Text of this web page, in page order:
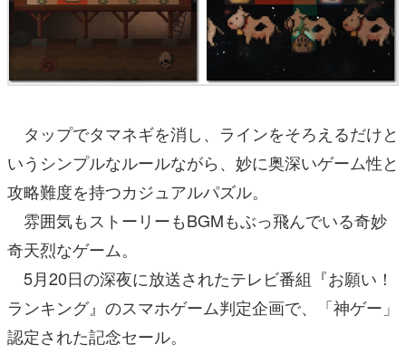
タップでタマネギを消し、ラインをそろえるだけと
いうシンプルなルールながら、妙に奥深いゲーム性と
攻略難度を持つカジュアルパズル。
雰囲気もストーリーもBGMもぶっ飛んでいる奇妙
奇天烈なゲーム。
5月20日の深夜に放送されたテレビ番組『お願い！
ランキング』のスマホゲーム判定企画で、「神ゲー」
認定された記念セール。